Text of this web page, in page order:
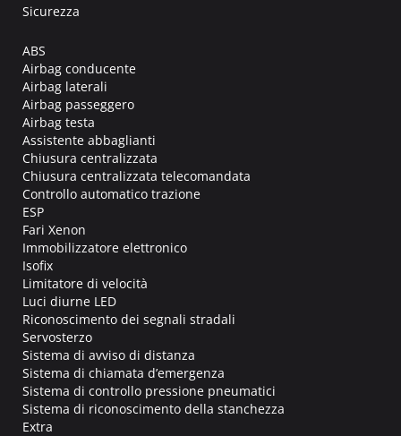
Sicurezza
ABS
Airbag conducente
Airbag laterali
Airbag passeggero
Airbag testa
Assistente abbaglianti
Chiusura centralizzata
Chiusura centralizzata telecomandata
Controllo automatico trazione
ESP
Fari Xenon
Immobilizzatore elettronico
Isofix
Limitatore di velocità
Luci diurne LED
Riconoscimento dei segnali stradali
Servosterzo
Sistema di avviso di distanza
Sistema di chiamata d’emergenza
Sistema di controllo pressione pneumatici
Sistema di riconoscimento della stanchezza
Extra